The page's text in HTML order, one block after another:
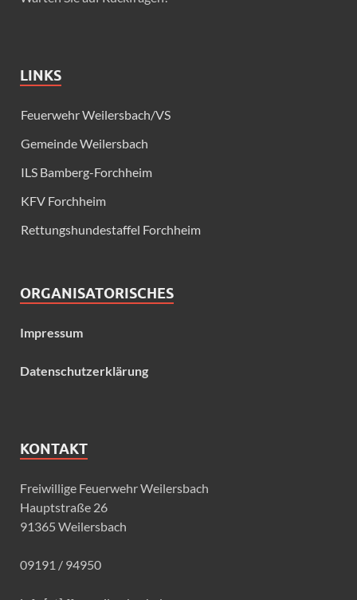
LINKS
Feuerwehr Weilersbach/VS
Gemeinde Weilersbach
ILS Bamberg-Forchheim
KFV Forchheim
Rettungshundestaffel Forchheim
ORGANISATORISCHES
Impressum
Datenschutzerklärung
KONTAKT
Freiwillige Feuerwehr Weilersbach
Hauptstraße 26
91365 Weilersbach
09191 / 94950